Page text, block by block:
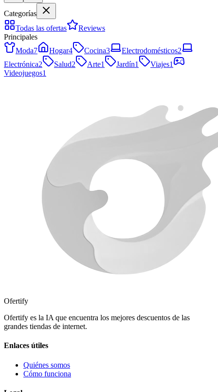
Categorías
Todas las ofertas
Reviews
Principales
Moda7 Hogar4 Cocina3 Electrodomésticos2
Electrónica2 Salud2 Arte1 Jardín1 Viajes1
Videojuegos1
Ofertify
Ofertify es la IA que encuentra los mejores descuentos de las
grandes tiendas de internet.
Enlaces útiles
Quiénes somos
Cómo funciona